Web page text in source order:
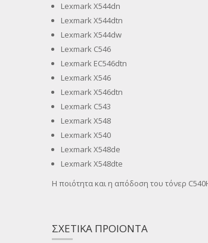
Lexmark X544dn
Lexmark X544dtn
Lexmark X544dw
Lexmark C546
Lexmark EC546dtn
Lexmark X546
Lexmark X546dtn
Lexmark C543
Lexmark X548
Lexmark X540
Lexmark X548de
Lexmark X548dte
Η ποιότητα και η απόδοση του τόνερ
ΣΧΕΤΙΚΑ ΠΡΟΙΟΝΤΑ